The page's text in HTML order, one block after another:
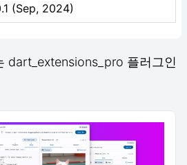
(Sep, 2024)
dart_extensions_pro 플러그인